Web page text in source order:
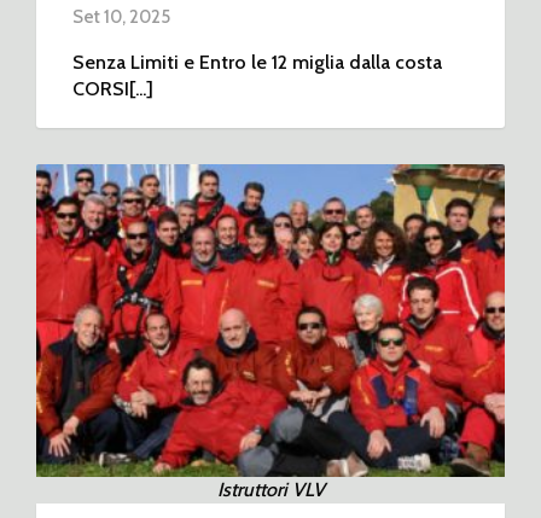
Set 10, 2025
Senza Limiti e Entro le 12 miglia dalla costa
CORSI[...]
Istruttori VLV